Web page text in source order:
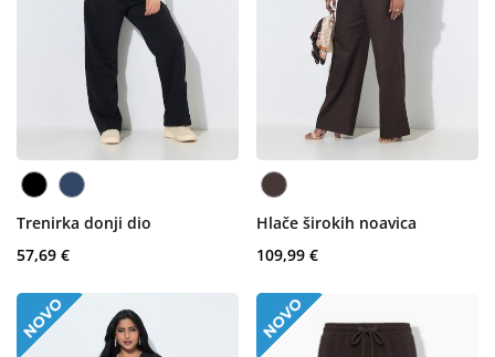
Trenirka donji dio
57,69 €
Hlače širokih noavica
109,99 €